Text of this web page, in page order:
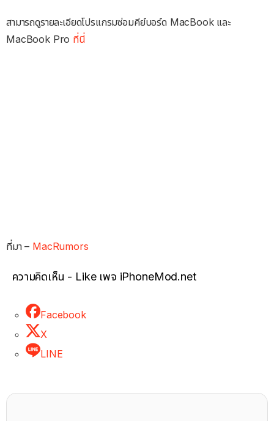
สามารถดูรายละเอียดโปรแกรมซ่อมคีย์บอร์ด MacBook และ
MacBook Pro ที่นี่
ที่มา – MacRumors
ความคิดเห็น - Like เพจ iPhoneMod.net
Facebook
X
LINE